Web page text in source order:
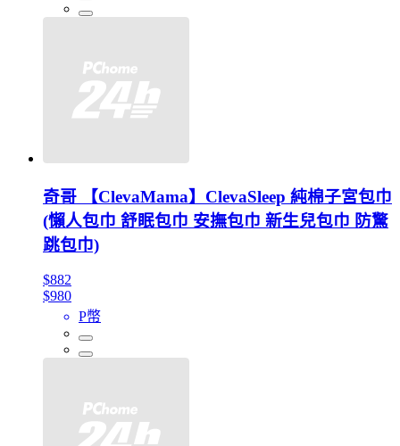
奇哥 【ClevaMama】ClevaSleep 純棉子宮包巾
(懶人包巾 舒眠包巾 安撫包巾 新生兒包巾 防驚
跳包巾)
$882
$980
P幣